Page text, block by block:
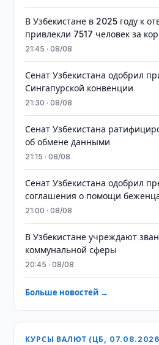
В Узбекистане в 2025 году к
привлекли 7517 человек за
21:45 · 08/08
Сенат Узбекистана одобрил
Сингапурской конвенции
21:30 · 08/08
Сенат Узбекистана
об обмене данными
21:15 · 08/08
Сенат Узбекистана одобрил
соглашения о помощи
21:00 · 08/08
В Узбекистане учреждают
коммунальной сферы
20:45 · 08/08
Больше новостей →
КУРСЫ ВАЛЮТ (ЦБ,